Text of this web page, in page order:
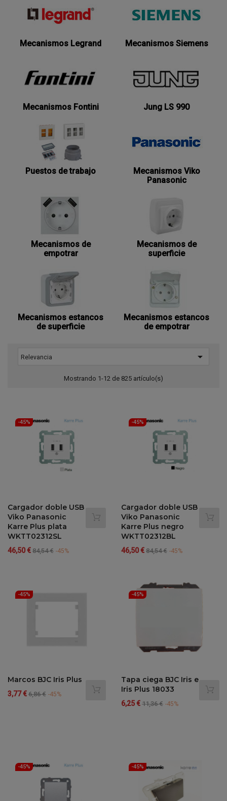
Mecanismos Legrand Mecanismos Siemens
Mecanismos Fontini Jung LS 990
Puestos de trabajo
Mecanismos Viko
Panasonic
Mecanismos de
empotrar
Mecanismos de
superficie
Mecanismos estancos
de superficie
Mecanismos estancos
de empotrar
Relevancia 
Mostrando 1-12 de 825 artículo(s)
-45%
Cargador doble USB
Viko Panasonic
Karre Plus plata
WKTT02312SL
Precio
46,50 €Precio
84,54 € -45%
-45%
Cargador doble USB
Viko Panasonic
Karre Plus negro
WKTT02312BL
Precio
46,50 €Precio
84,54 € -45%
-45%
Marcos BJC Iris Plus
Precio
3,77 €Precio
6,86 € -45%
-45%
Tapa ciega BJC Iris e
Iris Plus 18033
Precio
6,25 €Precio
11,36 € -45%
-45% -45%